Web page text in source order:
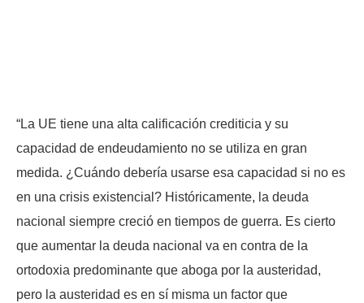
“La UE tiene una alta calificación crediticia y su
capacidad de endeudamiento no se utiliza en gran
medida. ¿Cuándo debería usarse esa capacidad si no es
en una crisis existencial? Históricamente, la deuda
nacional siempre creció en tiempos de guerra. Es cierto
que aumentar la deuda nacional va en contra de la
ortodoxia predominante que aboga por la austeridad,
pero la austeridad es en sí misma un factor que